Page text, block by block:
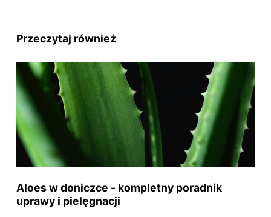
Przeczytaj również
Aloes w doniczce - kompletny poradnik
uprawy i pielęgnacji